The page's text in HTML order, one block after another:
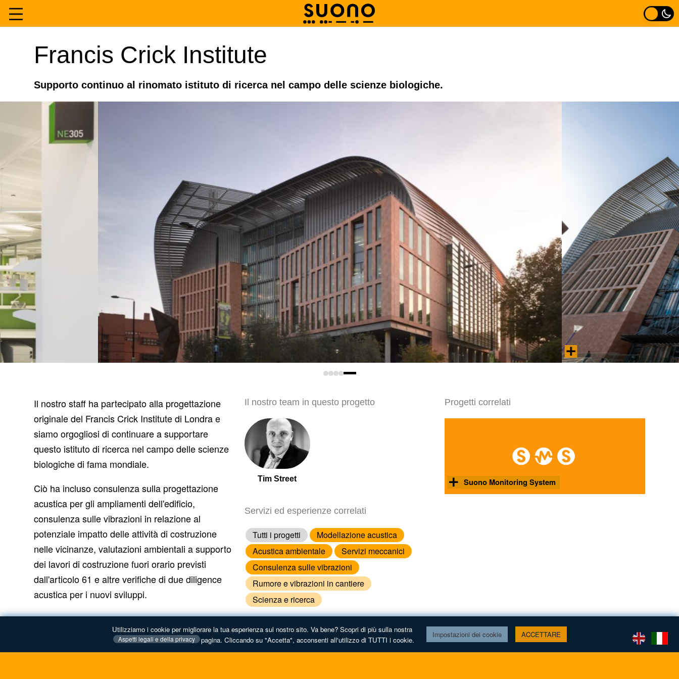
Home
Esperienza
contenutoFrancis Crick Institute
Supporto continuo al rinomato istituto di ricerca nel campo delle scienze biologiche.
Il nostro staff ha partecipato alla progettazione
originale del Francis Crick Institute di Londra e
siamo orgogliosi di continuare a supportare
questo istituto di ricerca nel campo delle scienze
biologiche di fama mondiale.
Ciò ha incluso consulenza sulla progettazione
acustica per gli ampliamenti dell'edificio,
consulenza sulle vibrazioni in relazione al
potenziale impatto delle attività di costruzione
nelle vicinanze, valutazioni ambientali a supporto
dei lavori di costruzione fuori orario previsti
dall'articolo 61 e altre verifiche di due diligence
acustica per i nuovi sviluppi.
Il nostro team in questo progetto
Tim Street
Servizi ed esperienze correlati
Tutti i progetti
Modellazione acustica
Acustica ambientale
Servizi meccanici
Consulenza sulle vibrazioni
Rumore e vibrazioni in cantiere
Scienza e ricerca
Progetti correlati
Suono Monitoring System
Sistema di monitoraggio delle vibrazioni
Utilizziamo i cookie per migliorare la tua esperienza sul nostro sito. Va bene? Scopri di più sulla nostra
Aspetti legali e della privacy pagina. Cliccando su "Accetta", acconsenti all'utilizzo di TUTTI i cookie.
Impostazioni dei cookie ACCETTARE